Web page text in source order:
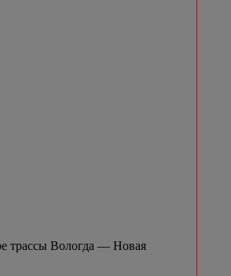
трассы Вологда — Новая